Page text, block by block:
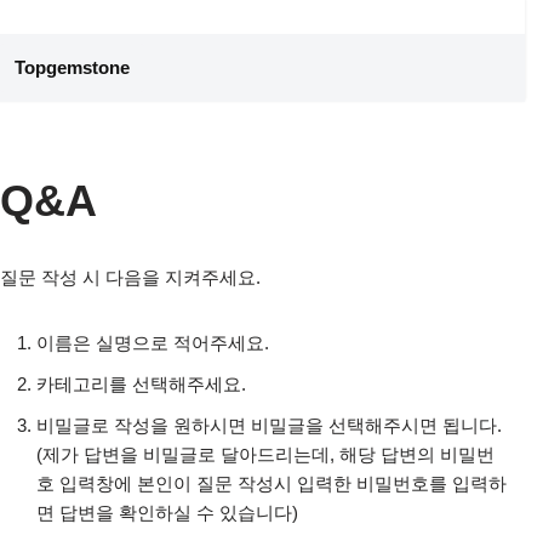
콘
건
너
기
Topgemstone
Q&A
질문 작성 시 다음을 지켜주세요.
이름은 실명으로 적어주세요.
카테고리를 선택해주세요.
비밀글로 작성을 원하시면 비밀글을 선택해주시면 됩니다.
(제가 답변을 비밀글로 달아드리는데, 해당 답변의 비밀번
호 입력창에 본인이 질문 작성시 입력한 비밀번호를 입력하
면 답변을 확인하실 수 있습니다)